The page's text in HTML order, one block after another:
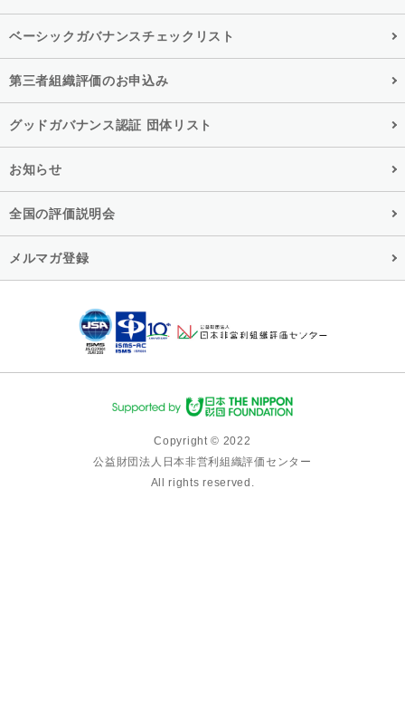
ベーシックガバナンスチェックリスト
第三者組織評価のお申込み
グッドガバナンス認証 団体リスト
お知らせ
全国の評価説明会
メルマガ登録
Copyright © 2022
公益財団法人日本非営利組織評価センター
All rights reserved.